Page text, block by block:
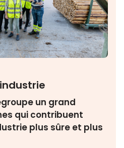
un grand
qui contribuent
plus sûre et plus